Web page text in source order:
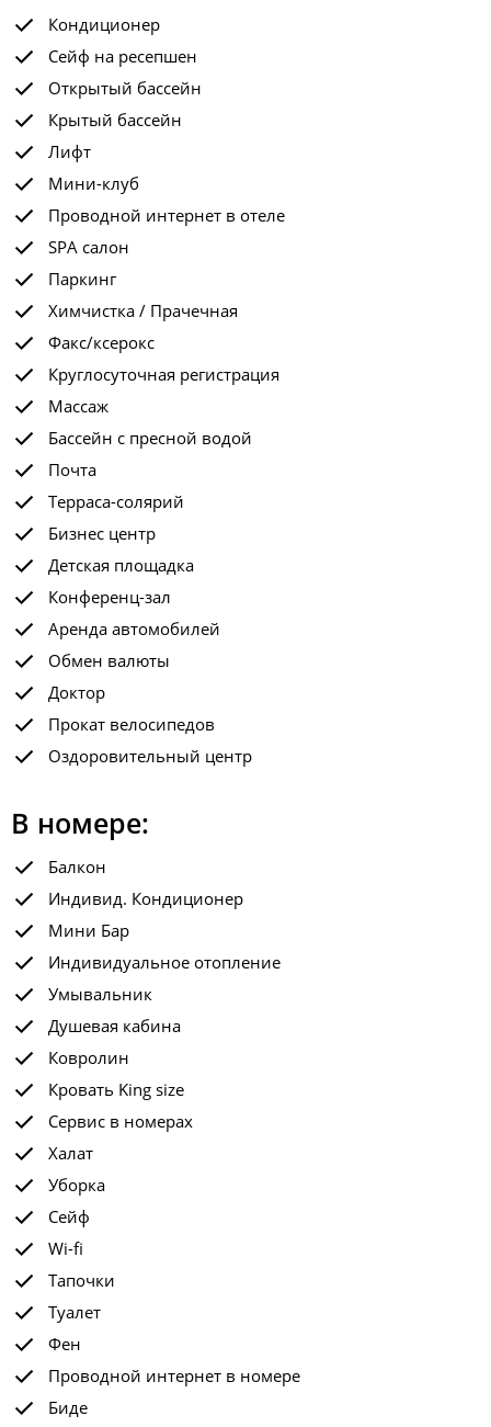
Кондиционер
Сейф на ресепшен
Открытый бассейн
Крытый бассейн
Лифт
Мини-клуб
Проводной интернет в отеле
SPA салон
Паркинг
Химчистка / Прачечная
Факс/ксерокс
Круглосуточная регистрация
Массаж
Бассейн с пресной водой
Почта
Терраса-солярий
Бизнес центр
Детская площадка
Конференц-зал
Аренда автомобилей
Обмен валюты
Доктор
Прокат велосипедов
Оздоровительный центр
В номере:
Балкон
Индивид. Кондиционер
Мини Бар
Индивидуальное отопление
Умывальник
Душевая кабина
Ковролин
Кровать King size
Сервис в номерах
Халат
Уборка
Сейф
Wi-fi
Тапочки
Туалет
Фен
Проводной интернет в номере
Биде